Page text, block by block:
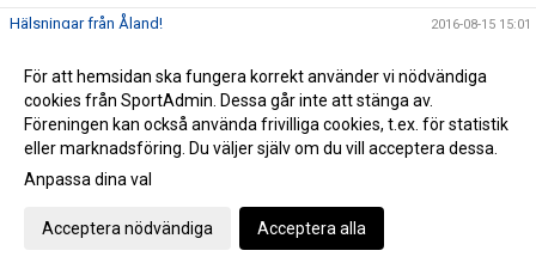
Hälsningar från Åland! 2016-08-15 15:01
vatten!
2016-03-29 14:19
Gå till Webbversion
För att hemsidan ska fungera korrekt använder vi nödvändiga
cookies från SportAdmin. Dessa går inte att stänga av.
Föreningen kan också använda frivilliga cookies, t.ex. för statistik
eller marknadsföring. Du väljer själv om du vill acceptera dessa.
Anpassa dina val
Acceptera nödvändiga Acceptera alla